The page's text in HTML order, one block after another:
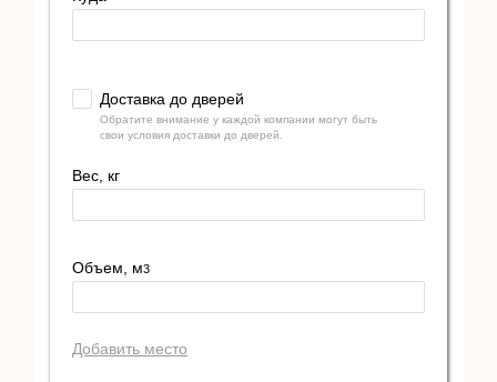
Доставка до дверей
Обратите внимание у каждой компании могут быть
свои условия доставки до дверей.
Вес, кг
Объем, м3
Добавить место